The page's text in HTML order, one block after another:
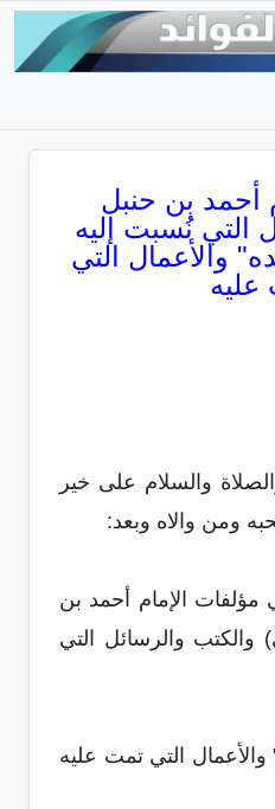
أحمد بن حنبل
التي نُسبت إليه
والأعمال التي
والسلام على خير
ومن والاه وبعد:
الإمام أحمد بن
والكتب والرسائل التي
والأعمال التي تمت عليه